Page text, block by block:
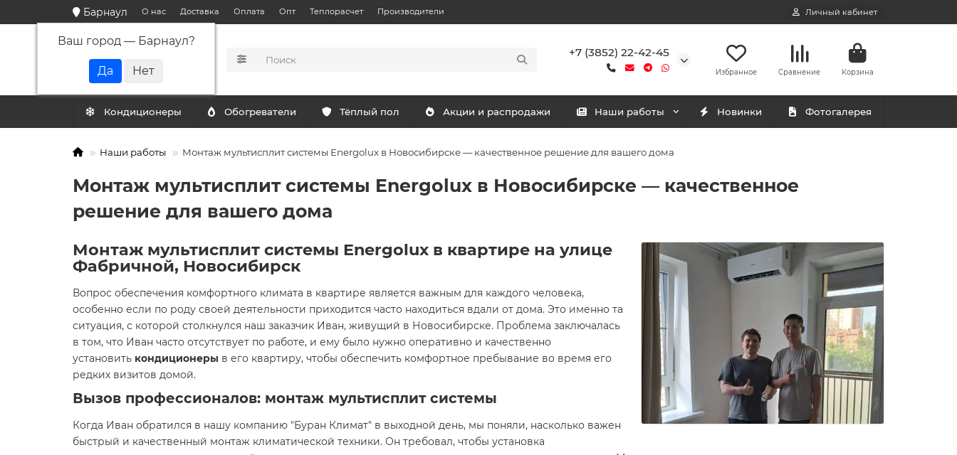
Барнаул
Ваш город — Барнаул?
О нас Доставка Оплата Опт Теплорасчет Производители Личный кабинет
+7 (3852) 22-42-45
Избранное Сравнение Корзина
Кондиционеры Обогреватели Тёплый пол Акции и распродажи Наши работы Новинки Фотогалерея
Наши работы Монтаж мультисплит системы Energolux в Новосибирске — качественное решение для вашего дома
Монтаж мультисплит системы Energolux в Новосибирске — качественное
решение для вашего дома
Монтаж мультисплит системы Energolux в квартире на улице
Фабричной, Новосибирск
Вопрос обеспечения комфортного климата в квартире является важным для каждого человека,
особенно если по роду своей деятельности приходится часто находиться вдали от дома. Это именно та
ситуация, с которой столкнулся наш заказчик Иван, живущий в Новосибирске. Проблема заключалась
в том, что Иван часто отсутствует по работе, и ему было нужно оперативно и качественно
установить кондиционеры в его квартиру, чтобы обеспечить комфортное пребывание во время его
редких визитов домой.
Вызов профессионалов: монтаж мультисплит системы
Когда Иван обратился в нашу компанию "Буран Климат" в выходной день, мы поняли, насколько важен
быстрый и качественный монтаж климатической техники. Он требовал, чтобы установка